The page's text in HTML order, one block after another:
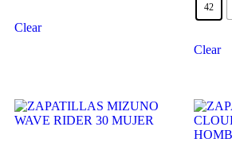
Clear
42
Clear